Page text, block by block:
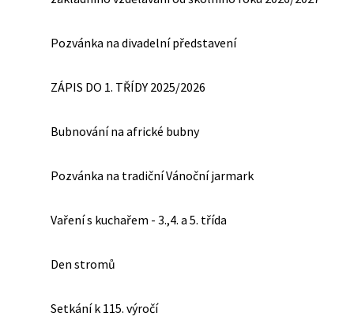
Pozvánka na divadelní představení
ZÁPIS DO 1. TŘÍDY 2025/2026
Bubnování na africké bubny
Pozvánka na tradiční Vánoční jarmark
Vaření s kuchařem - 3.,4. a 5. třída
Den stromů
Setkání k 115. výročí